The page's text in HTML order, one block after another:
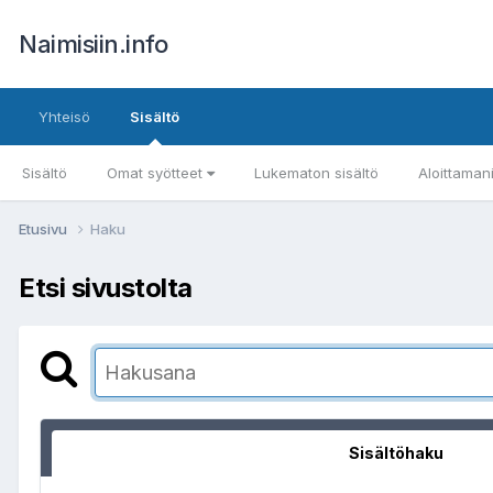
Naimisiin.info
Yhteisö Sisältö
Sisältö Omat syötteet Lukematon sisältö
Etusivu Haku
Etsi sivustolta
Sisältöhaku